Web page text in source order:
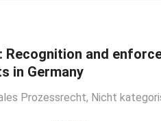
Recognition and
in Germany
Prozessrecht, Nicht